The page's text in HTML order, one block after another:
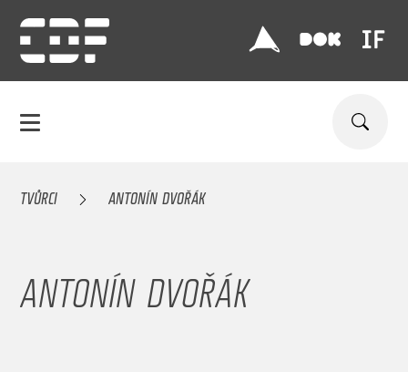
TVŮRCI ANTONÍN DVOŘÁK
ANTONÍN DVOŘÁK